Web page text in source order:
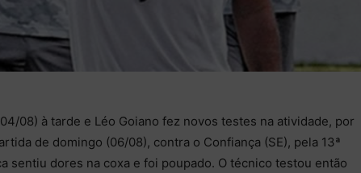
08) à tarde e Léo Goiano fez novos testes na atividade, por
de domingo (06/08), contra o Confiança (SE), pela 13ª
sentiu dores na coxa e foi poupado. O técnico testou então